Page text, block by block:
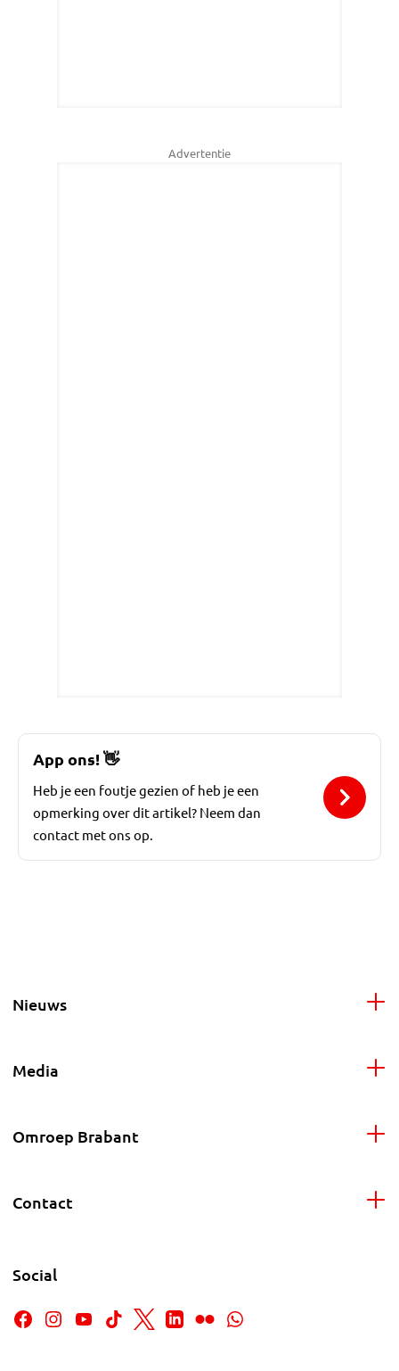
Advertentie
App ons!👋
Heb je een foutje gezien of heb je een
opmerking over dit artikel? Neem dan
contact met ons op.
Nieuws
Media
Omroep Brabant
Contact
Social